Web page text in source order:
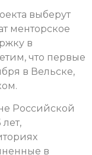
выберут
менторское
в
что первые
в Вельске,
Российской
в